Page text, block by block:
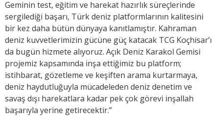
Geminin test, eğitim ve harekat hazırlık süreçlerinde
sergilediği başarı, Türk deniz platformlarının kalitesini
bir kez daha bütün dünyaya kanıtlamıştır. Kahraman
deniz kuvvetlerimizin gücüne güç katacak TCG Koçhisar’ı
da bugün hizmete alıyoruz. Açık Deniz Karakol Gemisi
projemiz kapsamında inşa ettiğimiz bu platform;
istihbarat, gözetleme ve keşiften arama kurtarmaya,
deniz haydutluğuyla mücadeleden deniz denetim ve
savaş dışı harekatlara kadar pek çok görevi inşallah
başarıyla yerine getirecektir.”